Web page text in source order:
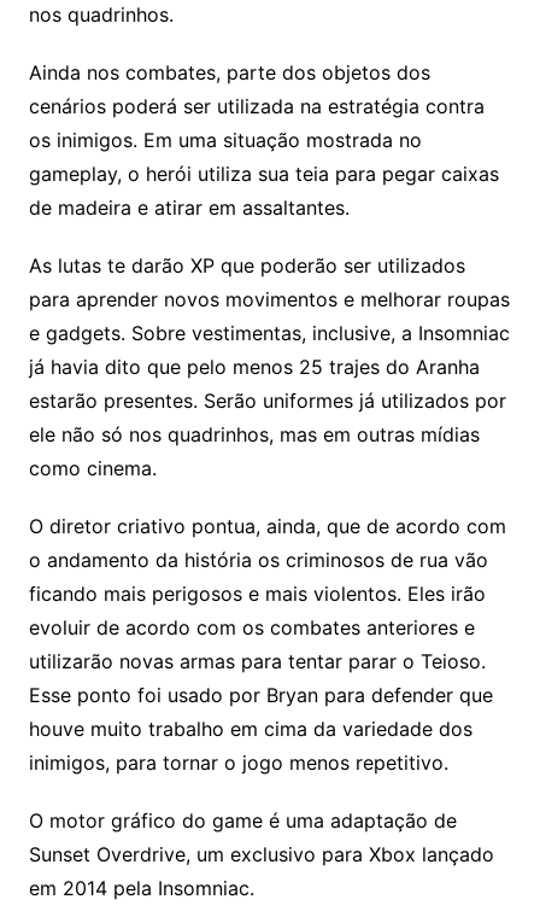
nos quadrinhos.
Ainda nos combates, parte dos objetos dos
cenários poderá ser utilizada na estratégia contra
os inimigos. Em uma situação mostrada no
gameplay, o herói utiliza sua teia para pegar caixas
de madeira e atirar em assaltantes.
As lutas te darão XP que poderão ser utilizados
para aprender novos movimentos e melhorar roupas
e gadgets. Sobre vestimentas, inclusive, a Insomniac
já havia dito que pelo menos 25 trajes do Aranha
estarão presentes. Serão uniformes já utilizados por
ele não só nos quadrinhos, mas em outras mídias
como cinema.
O diretor criativo pontua, ainda, que de acordo com
o andamento da história os criminosos de rua vão
ficando mais perigosos e mais violentos. Eles irão
evoluir de acordo com os combates anteriores e
utilizarão novas armas para tentar parar o Teioso.
Esse ponto foi usado por Bryan para defender que
houve muito trabalho em cima da variedade dos
inimigos, para tornar o jogo menos repetitivo.
O motor gráfico do game é uma adaptação de
Sunset Overdrive, um exclusivo para Xbox lançado
em 2014 pela Insomniac.